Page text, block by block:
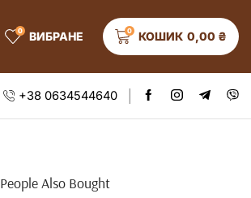
0 ВИБРАНЕ 0 КОШИК 0,00 ₴
+38 0634544640
People Also Bought